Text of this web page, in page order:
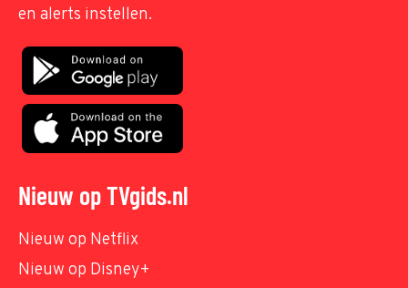
en alerts instellen.
Nieuw op TVgids.nl
Nieuw op Netflix
Nieuw op Disney+